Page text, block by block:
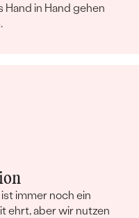
Hand in Hand gehen
immer noch ein
ehrt, aber wir nutzen